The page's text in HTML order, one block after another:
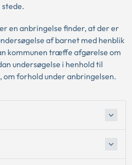
en anbringelse finder, at der er
af barnet med henblik
kommunen træffe afgørelse om
undersøgelse i henhold til
om forhold under anbringelsen.